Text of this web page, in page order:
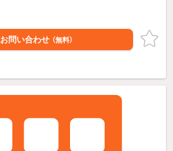
お問い合わせ （無料）